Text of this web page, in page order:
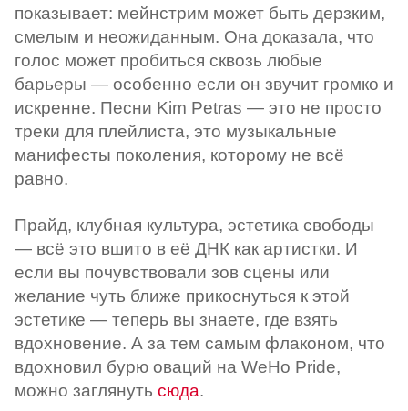
показывает: мейнстрим может быть дерзким,
смелым и неожиданным. Она доказала, что
голос может пробиться сквозь любые
барьеры — особенно если он звучит громко и
искренне. Песни Kim Petras — это не просто
треки для плейлиста, это музыкальные
манифесты поколения, которому не всё
равно.
Прайд, клубная культура, эстетика свободы
— всё это вшито в её ДНК как артистки. И
если вы почувствовали зов сцены или
желание чуть ближе прикоснуться к этой
эстетике — теперь вы знаете, где взять
вдохновение. А за тем самым флаконом, что
вдохновил бурю оваций на WeHo Pride,
можно заглянуть сюда.